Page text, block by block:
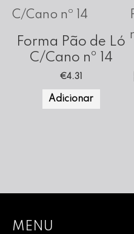
Forma Pão de Ló
C/Cano nº 14
€4.31
Adicionar
MENU